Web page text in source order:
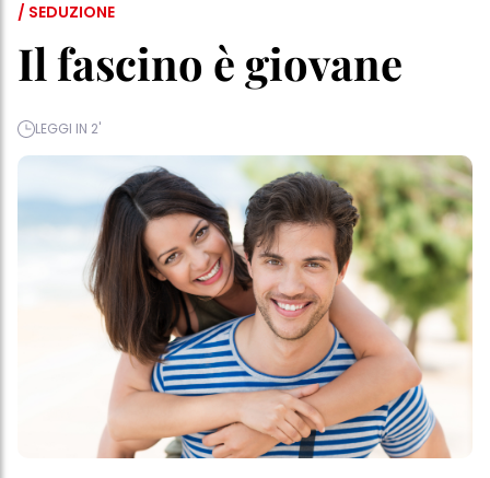
/ SEDUZIONE
Il fascino è giovane
LEGGI IN 2'